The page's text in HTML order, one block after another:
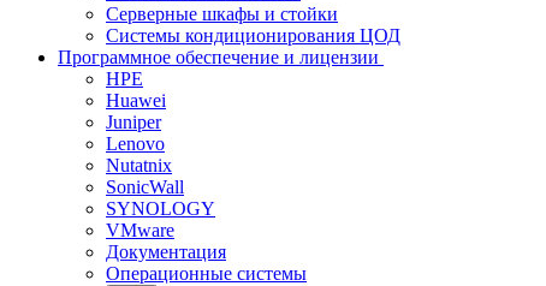
Серверные шкафы и стойки
Системы кондиционирования ЦОД
Программное обеспечение и лицензии
HPE
Huawei
Juniper
Lenovo
Nutatnix
SonicWall
SYNOLOGY
VMware
Документация
Операционные системы